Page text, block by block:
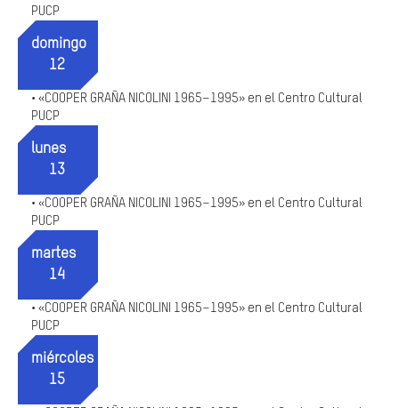
PUCP
domingo
12
• «COOPER GRAÑA NICOLINI 1965–1995» en el Centro Cultural
PUCP
lunes
13
• «COOPER GRAÑA NICOLINI 1965–1995» en el Centro Cultural
PUCP
martes
14
• «COOPER GRAÑA NICOLINI 1965–1995» en el Centro Cultural
PUCP
miércoles
15